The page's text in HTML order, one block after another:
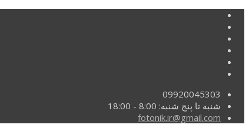
09920045303
شنبه تا پنج شنبه: 8:00 - 18:00
fotonik.ir@gmail.com